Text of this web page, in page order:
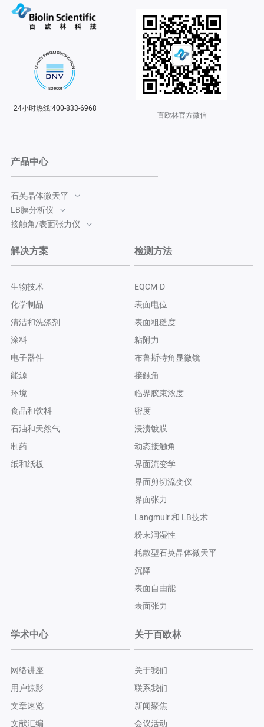
24小时热线:400-833-6968
百欧林官方微信
产品中心
石英晶体微天平
LB膜分析仪
接触角/表面张力仪
解决方案
生物技术
化学制品
清洁和洗涤剂
涂料
电子器件
能源
环境
食品和饮料
石油和天然气
制药
纸和纸板
检测方法
EQCM-D
表面电位
表面粗糙度
粘附力
布鲁斯特角显微镜
接触角
临界胶束浓度
密度
浸渍镀膜
动态接触角
界面流变学
界面剪切流变仪
界面张力
Langmuir 和 LB技术
粉末润湿性
耗散型石英晶体微天平
沉降
表面自由能
表面张力
学术中心
网络讲座
用户掠影
文章速览
文献汇编
关于百欧林
关于我们
联系我们
新闻聚焦
会议活动